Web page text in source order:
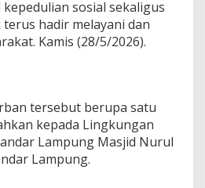
g
S
a
a
n
6
0
S
sosial sekaligus
hadir melayani dan
Kamis (28/5/2026).
tersebut berupa satu
kepada Lingkungan
Lampung Masjid Nurul
Lampung.